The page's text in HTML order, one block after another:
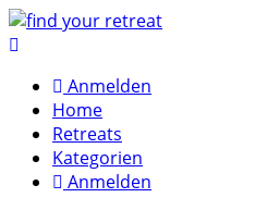
Skip
to
Anmelden
Home
Retreats
Kategorien
Anmelden